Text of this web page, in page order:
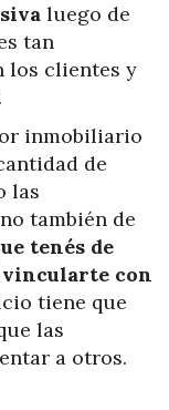
luego de
tan
los clientes y
inmobiliario
de
las
también de
tenés de
vincularte con
tiene que
las
a otros.